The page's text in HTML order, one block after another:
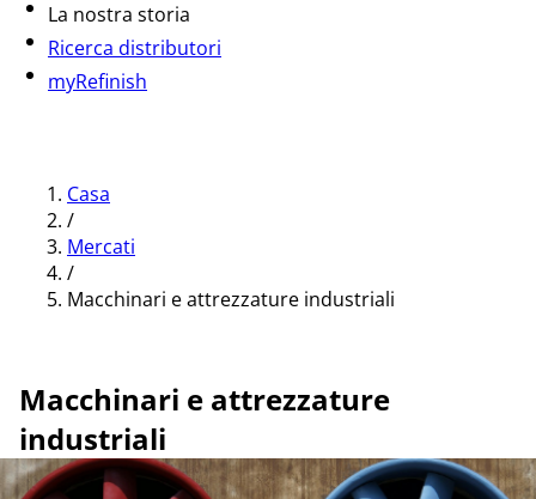
La nostra storia
Ricerca distributori
myRefinish
Casa
/
Mercati
/
Macchinari e attrezzature industriali
Macchinari e attrezzature
industriali